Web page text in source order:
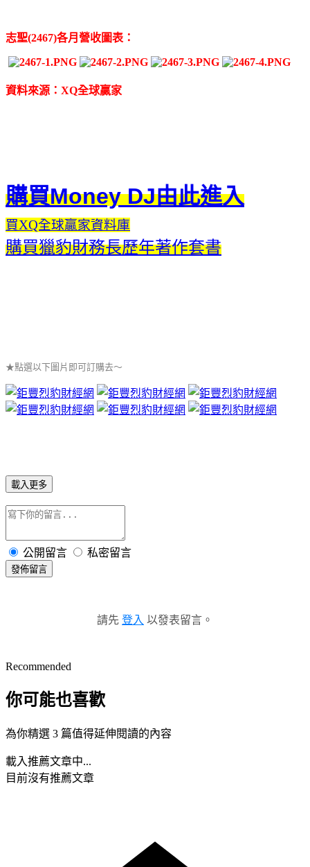
志聖(2467)各月營收圖表：
資料來源：XQ全球贏家
購買Money DJ由此進入
買XQ全球贏家資料庫
購買獵豹財務長歷年著作套書
★點選以下圖片即可訂購去～
載入更多
公開留言 私密留言
發佈留言
請先 登入 以發表留言。
Recommended
你可能也喜歡
為你精選 3 篇值得延伸閱讀的內容
載入推薦文章中...
目前沒有推薦文章